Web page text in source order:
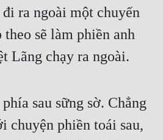
ra ngoài một chuyến
sẽ làm phiền anh
Lãng chạy ra ngoài.
sau sững sờ. Chẳng
chuyện phiền toái sau,